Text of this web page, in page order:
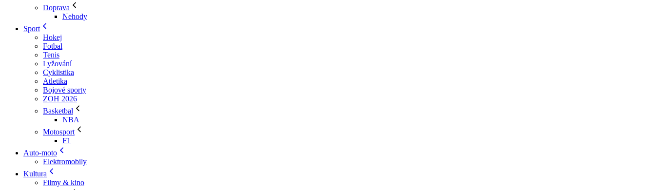
Doprava
Nehody
Sport
Hokej
Fotbal
Tenis
Lyžování
Cyklistika
Atletika
Bojové sporty
ZOH 2026
Basketbal
NBA
Motosport
F1
Auto-moto
Elektromobily
Kultura
Filmy & kino